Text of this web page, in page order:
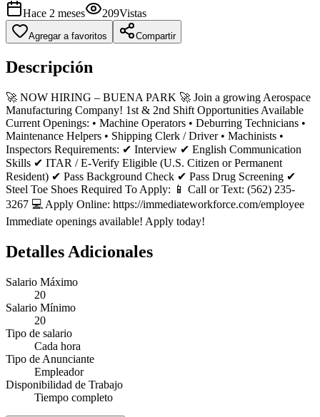
Hace 2 meses
209Vistas
Agregar a favoritos Compartir
Descripción
🚀 NOW HIRING – BUENA PARK 🚀 Join a growing Aerospace
Manufacturing Company! 1st & 2nd Shift Opportunities Available
Current Openings: • Machine Operators • Deburring Technicians •
Maintenance Helpers • Shipping Clerk / Driver • Machinists •
Inspectors Requirements: ✔ Interview ✔ English Communication
Skills ✔ ITAR / E-Verify Eligible (U.S. Citizen or Permanent
Resident) ✔ Pass Background Check ✔ Pass Drug Screening ✔
Steel Toe Shoes Required To Apply: 📱 Call or Text: (562) 235-
3267 💻 Apply Online: https://immediateworkforce.com/employee
Immediate openings available! Apply today!
Detalles Adicionales
Salario Máximo
20
Salario Mínimo
20
Tipo de salario
Cada hora
Tipo de Anunciante
Empleador
Disponibilidad de Trabajo
Tiempo completo